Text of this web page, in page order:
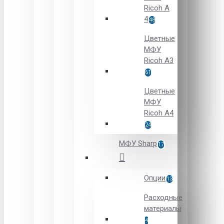
Ricoh A
448
Цветные
МФУ
Ricoh A3
61
Цветные
МФУ
Ricoh A4
24
МФУ Sharp 17
Опции 13
Расходные
материалы
4